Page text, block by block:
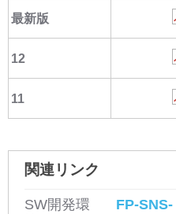
最新版
12
11
関連リンク
SW開発環
FP-SNS-